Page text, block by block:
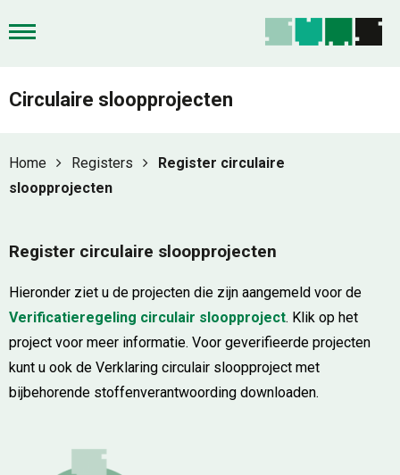
Circulaire sloopprojecten
Home Registers
Register circulaire
sloopprojecten
Register circulaire sloopprojecten
Hieronder ziet u de projecten die zijn aangemeld voor de
Verificatieregeling circulair sloopproject. Klik op het
project voor meer informatie. Voor geverifieerde projecten
kunt u ook de Verklaring circulair sloopproject met
bijbehorende stoffenverantwoording downloaden.